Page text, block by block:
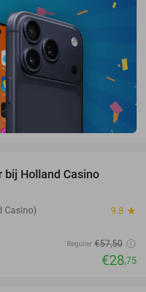
bij Holland Casino
Casino) 9.8 star
Regulier €57,50
€28,75